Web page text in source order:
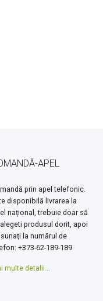
APEL
prin apel telefonic.
disponibilă livrarea la
național, trebuie doar să
produsul dorit, apoi
la numărul de
+373-62-189-189
multe detalii...